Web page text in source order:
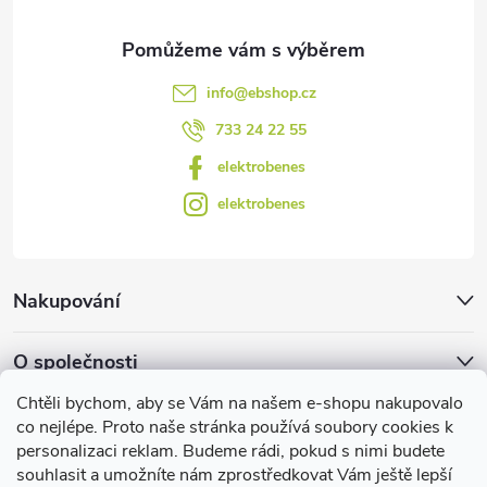
Chtěli bychom, aby se Vám na našem e-shopu nakupovalo
co nejlépe. Proto naše stránka používá soubory cookies k
personalizaci reklam. Budeme rádi, pokud s nimi budete
souhlasit a umožníte nám zprostředkovat Vám ještě lepší
u
Nakupování
O společnosti
Facebook
info@ebshop.cz
733 24 22 55
elektrobenes
elektrobenes